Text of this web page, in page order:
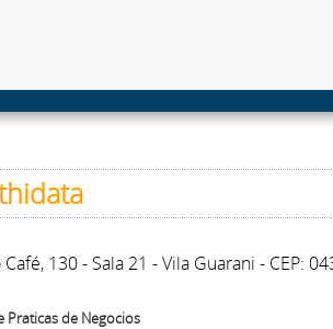
130 - Sala 21 - Vila Guarani - CEP:
Praticas de Negocios